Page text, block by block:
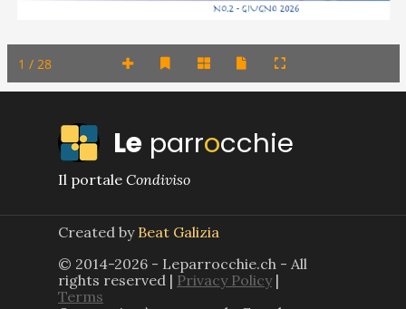
No.2 - Giugno 2026
1 / 28
Le parrocchie
Il portale Condiviso
Created by Beat Galizia
© 2014-2026 - Leparrocchie.ch - All
rights reserved | Privacy Policy|
Terms